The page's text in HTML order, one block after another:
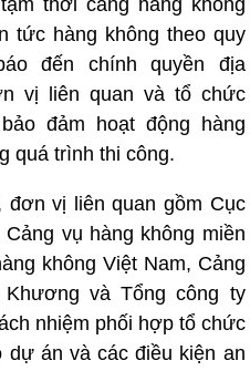
thời cảng hàng không
tức hàng không theo quy
đến chính quyền địa
vị liên quan và tổ chức
đảm hoạt động hàng
quá trình thi công.
vị liên quan gồm Cục
vụ hàng không miền
không Việt Nam, Cảng
và Tổng công ty
nhiệm phối hợp tổ chức
dự án và các điều kiện an